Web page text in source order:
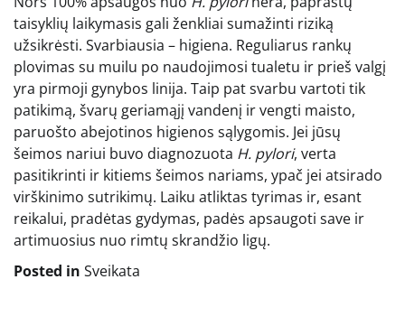
taisyklių laikymasis gali ženkliai sumažinti riziką
užsikrėsti. Svarbiausia – higiena. Reguliarus rankų
plovimas su muilu po naudojimosi tualetu ir prieš valgį
yra pirmoji gynybos linija. Taip pat svarbu vartoti tik
patikimą, švarų geriamąjį vandenį ir vengti maisto,
paruošto abejotinos higienos sąlygomis. Jei jūsų
šeimos nariui buvo diagnozuota H. pylori, verta
pasitikrinti ir kitiems šeimos nariams, ypač jei atsirado
virškinimo sutrikimų. Laiku atliktas tyrimas ir, esant
reikalui, pradėtas gydymas, padės apsaugoti save ir
artimuosius nuo rimtų skrandžio ligų.
Posted in Sveikata